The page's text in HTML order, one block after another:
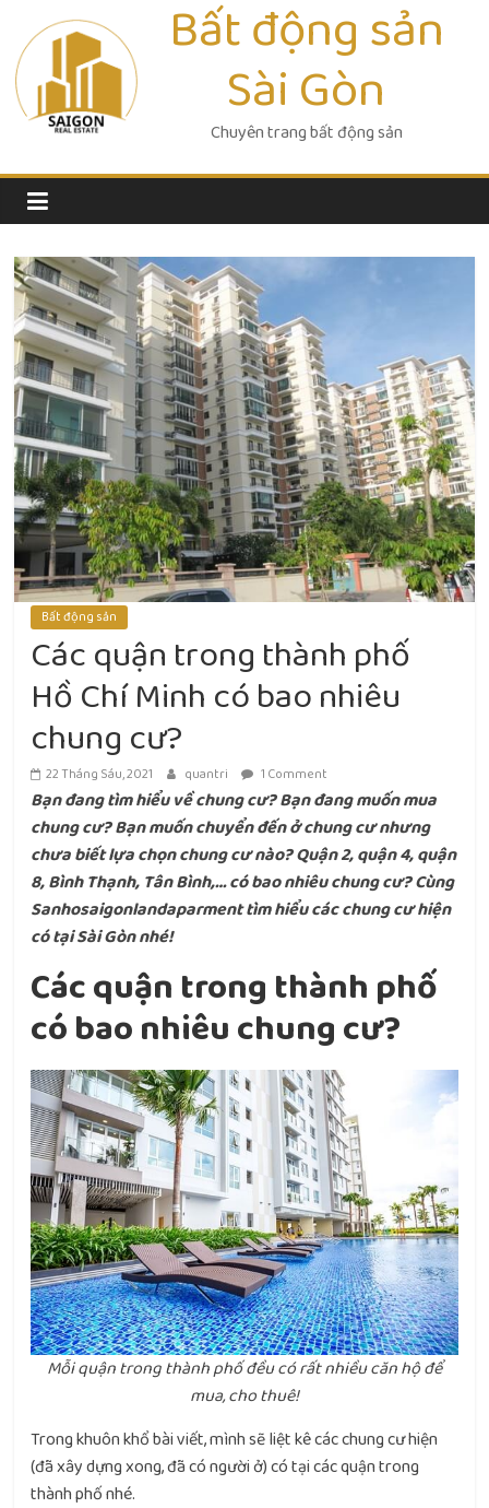
content
Bất động sản
Sài Gòn
Chuyên trang bất động sản
Bất động sản
Các quận trong thành phố
Hồ Chí Minh có bao nhiêu
chung cư?
22 Tháng Sáu, 2021 quantri 1 Comment
Bạn đang tìm hiểu về chung cư? Bạn đang muốn mua
chung cư? Bạn muốn chuyển đến ở chung cư nhưng
chưa biết lựa chọn chung cư nào? Quận 2, quận 4, quận
8, Bình Thạnh, Tân Bình,… có bao nhiêu chung cư? Cùng
Sanhosaigonlandaparment tìm hiểu các chung cư hiện
có tại Sài Gòn nhé!
Các quận trong thành phố
có bao nhiêu chung cư?
Mỗi quận trong thành phố đều có rất nhiều căn hộ để
mua, cho thuê!
Trong khuôn khổ bài viết, mình sẽ liệt kê các chung cư hiện
(đã xây dựng xong, đã có người ở) có tại các quận trong
thành phố nhé.